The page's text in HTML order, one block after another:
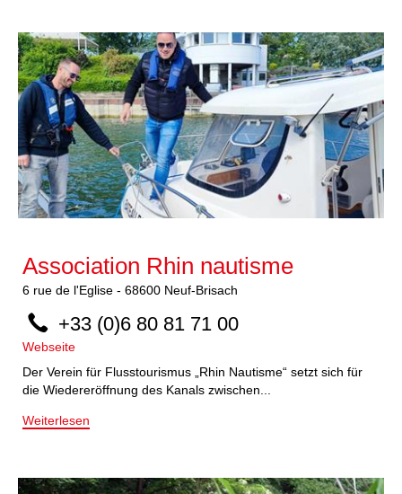
Association Rhin nautisme
6 rue de l'Eglise - 68600 Neuf-Brisach
+33 (0)6 80 81 71 00
Webseite
Der Verein für Flusstourismus „Rhin Nautisme“ setzt sich für
die Wiedereröffnung des Kanals zwischen...
Weiterlesen